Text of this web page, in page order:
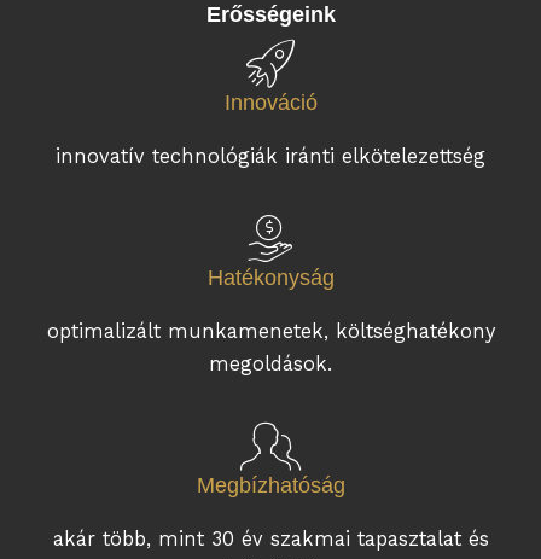
Erősségeink
Innováció
innovatív technológiák iránti elkötelezettség
Hatékonyság
optimalizált munkamenetek, költséghatékony
megoldások.
Megbízhatóság
akár több, mint 30 év szakmai tapasztalat és